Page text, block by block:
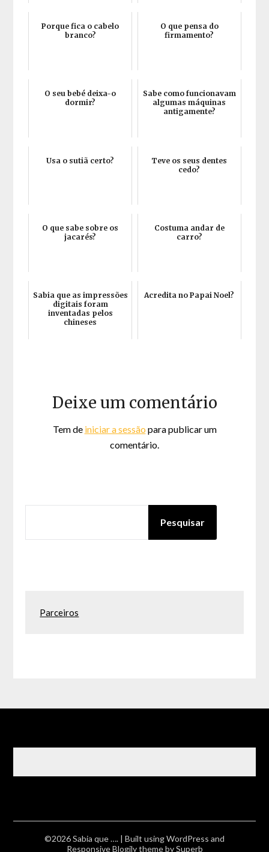
Porque fica o cabelo
branco?
O que pensa do
firmamento?
O seu bebé deixa-o
dormir?
Sabe como funcionavam
algumas máquinas
antigamente?
Usa o sutiã certo?
Teve os seus dentes
cedo?
O que sabe sobre os
jacarés?
Costuma andar de
carro?
Sabia que as impressões
digitais foram
inventadas pelos
chineses
Acredita no Papai Noel?
Deixe um comentário
Tem de iniciar a sessão para publicar um
comentário.
Pesquisar
Parceiros
©2026 Sabia que …. | Built using WordPress and
Responsive Blogilytheme by Superb